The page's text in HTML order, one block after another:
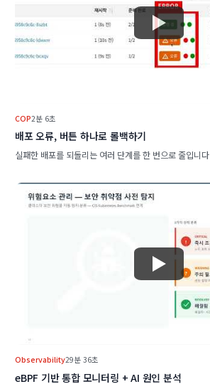
COP2분 6초
배포 오류, 버튼 하나로 롤백하기
실패한 배포를 되돌리는 여러 단계를 한 번으로 줄입니다
Observability29분 36초
eBPF 기반 통합 모니터링 + AI 원인 분석